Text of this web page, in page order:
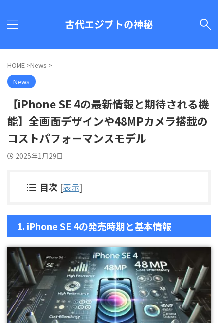
古代エジプトの神秘
HOME >News >
News
【iPhone SE 4の最新情報と期待される機
能】全画面デザインや48MPカメラ搭載の
コストパフォーマンスモデル
2025年1月29日
目次 [表示]
1. iPhone SE 4の発売時期と基本情報